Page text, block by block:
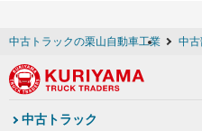
中古トラックの栗山自動車工業 中
中古トラック